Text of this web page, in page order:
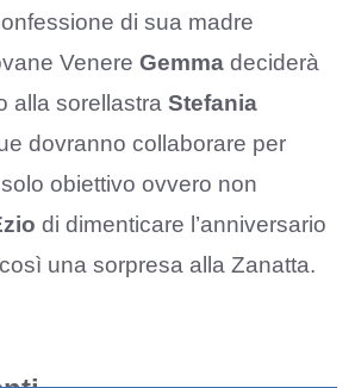
di sua madre
Venere Gemma deciderà
alla sorellastra Stefania
dovranno collaborare per
obiettivo ovvero non
di dimenticare l’anniversario
una sorpresa alla Zanatta.